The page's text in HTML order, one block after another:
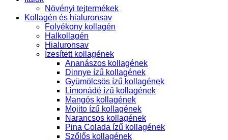
Növényi tejtermékek
Kollagén és hialuronsav
Folyékony kollagén
Halkollagén
Hialuronsav
Ízesített kollagének
Ananászos kollagének
Dinnye ízű kollagének
Gyümölcsös ízű kollagének
Limonádé ízű kollagének
Mangós kollagének
Mojito ízű kollagének
Narancsos kollagének
Pina Colada ízű kollagének
Szőlős kollagének